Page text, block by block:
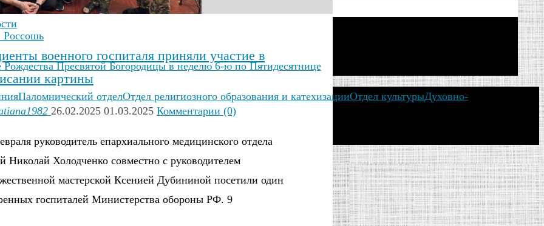
военного госпиталя приняли участие в
картины
26.02.2025 01.03.2025 Комментарии (0)
руководитель епархиального медицинского отдела
Николай Холодченко совместно с руководителем
мастерской Ксенией Дубининой посетили один
госпиталей Министерства обороны РФ. 9
Россошь
Пресвятой Богородицы в неделю 6-ю по Пятидесятнице
Паломнический отделОтдел религиозного образования и катехизацииОтдел культурыДуховно-
Россошанского Церковного округа.